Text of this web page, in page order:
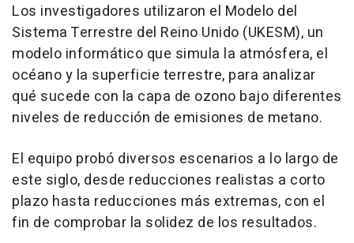
Los investigadores utilizaron el Modelo del
Sistema Terrestre del Reino Unido (UKESM), un
modelo informático que simula la atmósfera, el
océano y la superficie terrestre, para analizar
qué sucede con la capa de ozono bajo diferentes
niveles de reducción de emisiones de metano.
El equipo probó diversos escenarios a lo largo de
este siglo, desde reducciones realistas a corto
plazo hasta reducciones más extremas, con el
fin de comprobar la solidez de los resultados.